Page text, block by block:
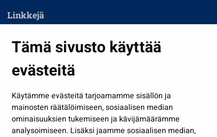
Tämä sivusto käyttää
evästeitä
Käytämme evästeitä tarjoamamme sisällön ja
mainosten räätälöimiseen, sosiaalisen median
ominaisuuksien tukemiseen ja kävijämäärämme
analysoimiseen. Lisäksi jaamme sosiaalisen median,
Linkkejä
Kasvatus ja opetus
Kulttuuri ja liikunta
Työ ja yrittäminen
Osallistu ja asioi